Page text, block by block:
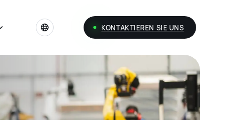
KONTAKTIEREN SIE UNS